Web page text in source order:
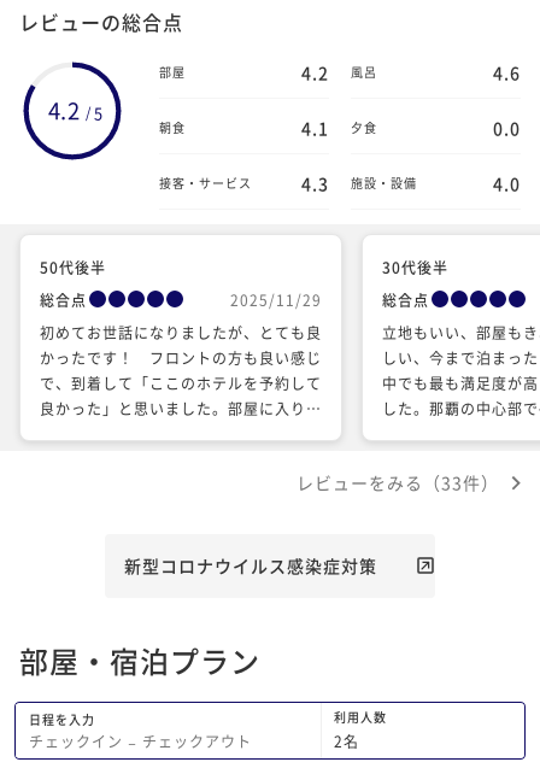
レビューの総合点
4.2 /5
部屋 4.2 風呂 4.6
朝食 4.1 夕食 0.0
接客・サービス 4.3 施設・設備 4.0
50代後半
総合点
2025/11/29
初めてお世話になりましたが、とても良
かったです！ フロントの方も良い感じ
で、到着して「ここのホテルを予約して
良かった」と思いました。部屋に入り、
感じる可能性もありますが、一人旅では
ワーヘッドがリファで最高です！ また
30代後半
総合点
立地もいい、部屋も
しい、今まで泊まっ
中でも最も満足度が
した。那覇の中心部
レビューをみる（33件）
新型コロナウイルス感染症対策
部屋・宿泊プラン
日程を入力
チェックイン − チェックアウト
利用人数
2名